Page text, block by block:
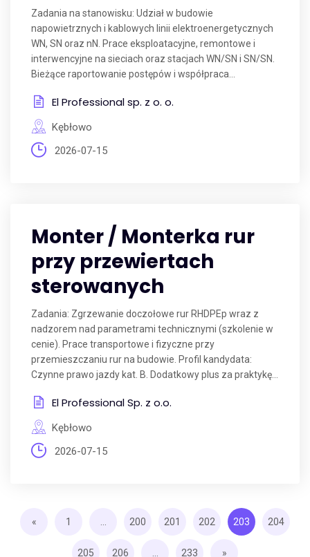
Zadania na stanowisku: Udział w budowie
napowietrznych i kablowych linii elektroenergetycznych
WN, SN oraz nN. Prace eksploatacyjne, remontowe i
interwencyjne na sieciach oraz stacjach WN/SN i SN/SN.
Bieżące raportowanie postępów i współpraca...
El Professional sp. z o. o.
Kębłowo
2026-07-15
Monter / Monterka rur
przy przewiertach
sterowanych
Zadania: Zgrzewanie doczołowe rur RHDPEp wraz z
nadzorem nad parametrami technicznymi (szkolenie w
cenie). Prace transportowe i fizyczne przy
przemieszczaniu rur na budowie. Profil kandydata:
Czynne prawo jazdy kat. B. Dodatkowy plus za praktykę...
El Professional Sp. z o.o.
Kębłowo
2026-07-15
« 1 200 201 202 203 204
205 206 233 »